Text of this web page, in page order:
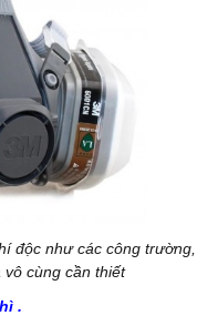
độc như các công trường,
cùng cần thiết
.